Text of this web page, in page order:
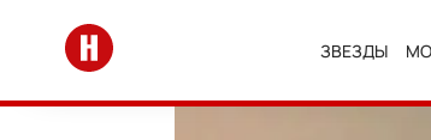
Перейти на главную
ЗВЕЗДЫ